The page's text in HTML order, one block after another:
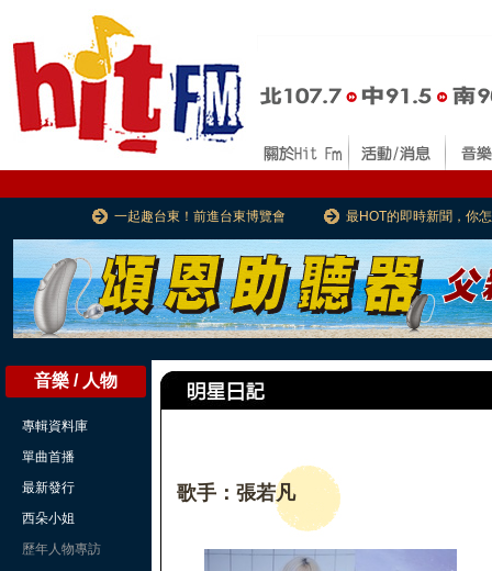
一起趣台東！前進台東博覽會 最HOT的即時新聞，你
音樂 / 人物
專輯資料庫
單曲首播
最新發行
西朵小姐
歷年人物專訪
歌手：張若凡